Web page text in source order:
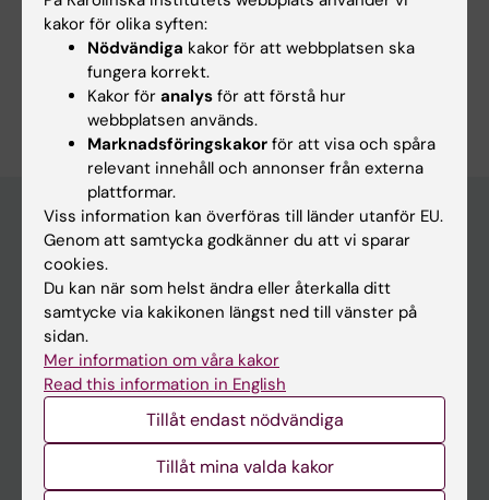
Dela
Huvudmeny
Utbildning
Forskarutbildning
Forskning
Om KI
kakor för olika syften:
Nödvändiga kakor för att webbplatsen ska
fungera korrekt.
Kakor för analys för att förstå hur
webbplatsen används.
Marknadsföringskakor för att visa och spåra
relevant innehåll och annonser från externa
plattformar.
Viss information kan överföras till länder utanför EU.
Genom att samtycka godkänner du att vi sparar
cookies.
Du kan när som helst ändra eller återkalla ditt
samtycke via kakikonen längst ned till vänster på
sidan.
Mer information om våra kakor
Read this information in English
Tillåt endast nödvändiga
Tillåt mina valda kakor